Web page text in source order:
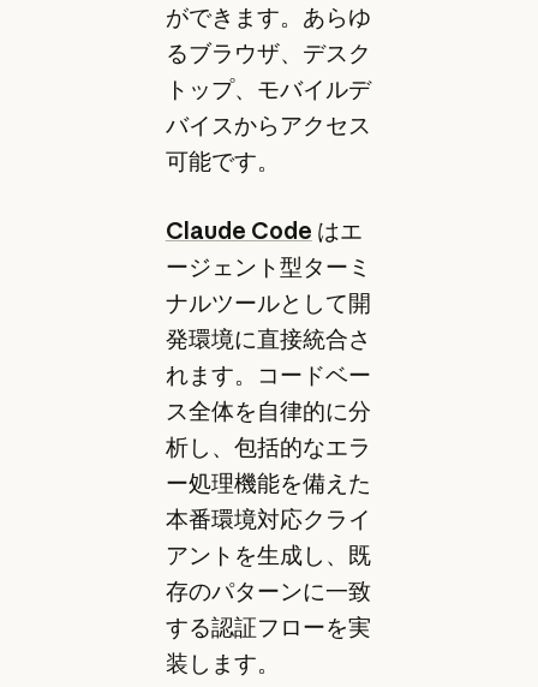
ができます。あらゆ
るブラウザ、デスク
トップ、モバイルデ
バイスからアクセス
可能です。
Claude Code はエ
ージェント型ターミ
ナルツールとして開
発環境に直接統合さ
れます。コードベー
ス全体を自律的に分
析し、包括的なエラ
ー処理機能を備えた
本番環境対応クライ
アントを生成し、既
存のパターンに一致
する認証フローを実
装します。